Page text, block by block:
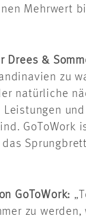
Mehrwert
Drees &
zu
natürliche
Leistungen
GoToWork
GoToWork:
zu